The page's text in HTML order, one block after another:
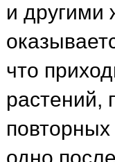
и другими
что
растений,